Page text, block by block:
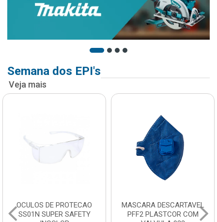
Semana dos EPI's
Veja mais
OCULOS DE PROTECAO
SS01N SUPER SAFETY
MASCARA DESCARTAVEL
PFF2 PLASTCOR COM